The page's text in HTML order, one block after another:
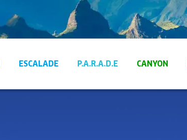
ESCALADE P.A.R.A.D.E CANYON